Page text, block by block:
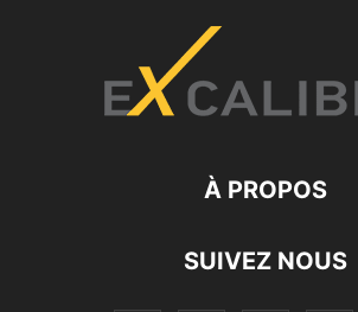
À PROPOS
SUIVEZ NOUS